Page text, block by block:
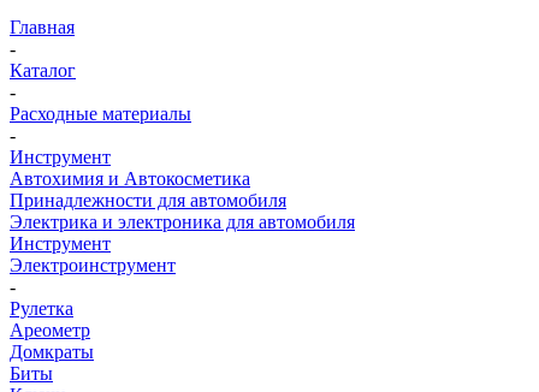
Главная
-
Каталог
-
Расходные материалы
-
Инструмент
Автохимия и Автокосметика
Принадлежности для автомобиля
Электрика и электроника для автомобиля
Инструмент
Электроинструмент
-
Рулетка
Ареометр
Домкраты
Биты